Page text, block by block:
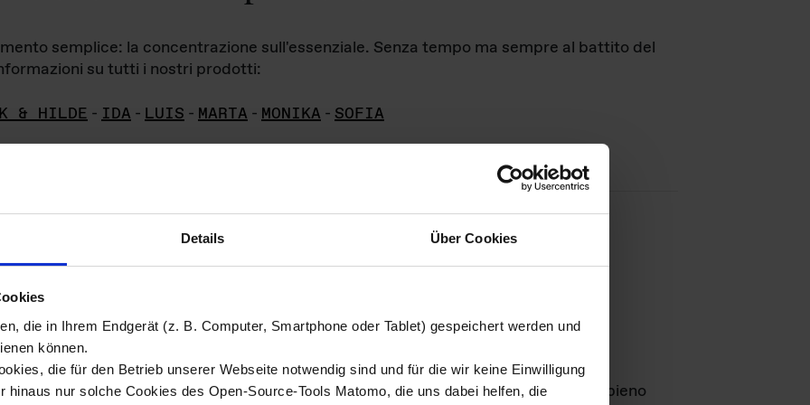
Details Über Cookies
die in Ihrem Endgerät (z. B. Computer, Smartphone oder Tablet) gespeichert werden und
können.
die für den Betrieb unserer Webseite notwendig sind und für die wir keine Einwilligung
hinaus nur solche Cookies des Open-Source-Tools Matomo, die uns dabei helfen, die
semplice: la concentrazione sull'essenziale. Senza tempo ma sempre al battito del
su tutti i nostri prodotti:
& HILDE - IDA - LUIS - MARTA - MONIKA - SOFIA
di immagini
materiale fotografico sono detenuti daDas ganze LebenGmbH e rimangono in pieno